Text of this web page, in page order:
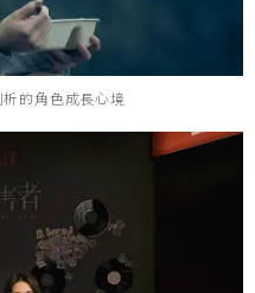
的角色成長心境